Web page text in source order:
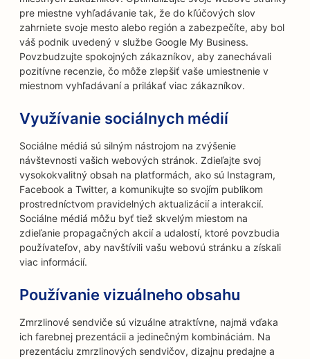
pre miestne vyhľadávanie tak, že do kľúčových slov
zahrniete svoje mesto alebo región a zabezpečíte, aby bol
váš podnik uvedený v službe Google My Business.
Povzbudzujte spokojných zákazníkov, aby zanechávali
pozitívne recenzie, čo môže zlepšiť vaše umiestnenie v
miestnom vyhľadávaní a prilákať viac zákazníkov.
Využívanie sociálnych médií
Sociálne médiá sú silným nástrojom na zvýšenie
návštevnosti vašich webových stránok. Zdieľajte svoj
vysokokvalitný obsah na platformách, ako sú Instagram,
Facebook a Twitter, a komunikujte so svojím publikom
prostredníctvom pravidelných aktualizácií a interakcií.
Sociálne médiá môžu byť tiež skvelým miestom na
zdieľanie propagačných akcií a udalostí, ktoré povzbudia
používateľov, aby navštívili vašu webovú stránku a získali
viac informácií.
Používanie vizuálneho obsahu
Zmrzlinové sendviče sú vizuálne atraktívne, najmä vďaka
ich farebnej prezentácii a jedinečným kombináciám. Na
prezentáciu zmrzlinových sendvičov, dizajnu predajne a